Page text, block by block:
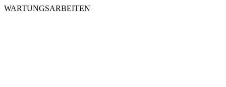
WARTUNGSARBEITEN